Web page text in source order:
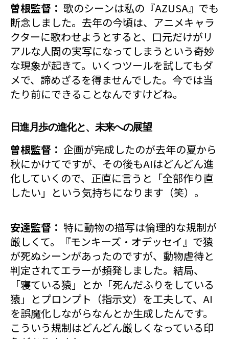
曽根監督： 歌のシーンは私の『AZUSA』でも
断念しました。去年の今頃は、アニメキャラ
クターに歌わせようとすると、口元だけがリ
アルな人間の実写になってしまうという奇妙
な現象が起きて。いくつツールを試してもダ
メで、諦めざるを得ませんでした。今では当
たり前にできることなんですけどね。
日進月歩の進化と、未来への展望
曽根監督： 企画が完成したのが去年の夏から
秋にかけてですが、その後もAIはどんどん進
化していくので、正直に言うと「全部作り直
したい」という気持ちになります（笑）。
安達監督： 特に動物の描写は倫理的な規制が
厳しくて。『モンキーズ・オデッセイ』で猿
が死ぬシーンがあったのですが、動物虐待と
判定されてエラーが頻発しました。結局、
「寝ている猿」とか「死んだふりをしている
猿」とプロンプト（指示文）を工夫して、AI
を誤魔化しながらなんとか生成したんです。
こういう規制はどんどん厳しくなっている印